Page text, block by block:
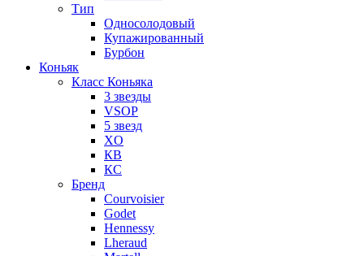
Тип
Односолодовый
Купажированный
Бурбон
Коньяк
Класс Коньяка
3 звезды
VSOP
5 звезд
XO
КВ
КС
Бренд
Courvoisier
Godet
Hennessy
Lheraud